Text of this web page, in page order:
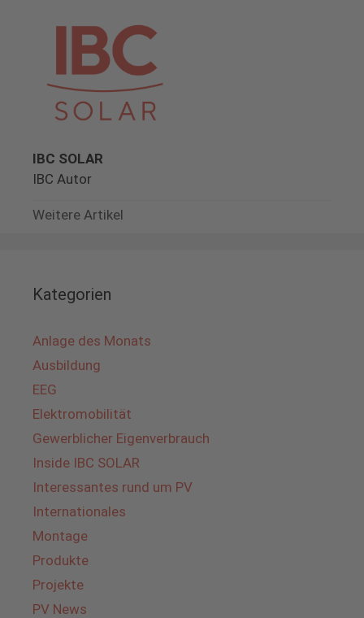
IBC SOLAR
IBC Autor
Weitere Artikel
Kategorien
Anlage des Monats
Ausbildung
EEG
Elektromobilität
Gewerblicher Eigenverbrauch
Inside IBC SOLAR
Interessantes rund um PV
Internationales
Montage
Produkte
Projekte
PV News